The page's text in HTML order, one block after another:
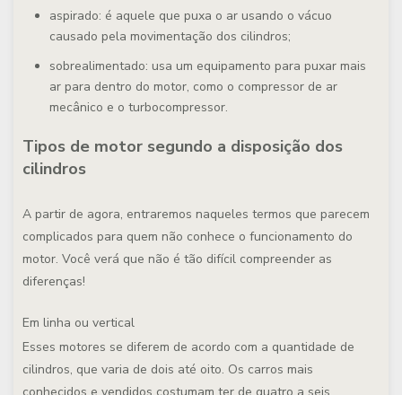
aspirado: é aquele que puxa o ar usando o vácuo
causado pela movimentação dos cilindros;
sobrealimentado: usa um equipamento para puxar mais
ar para dentro do motor, como o compressor de ar
mecânico e o turbocompressor.
Tipos de motor segundo a disposição dos
cilindros
A partir de agora, entraremos naqueles termos que parecem
complicados para quem não conhece o funcionamento do
motor. Você verá que não é tão difícil compreender as
diferenças!
Em linha ou vertical
Esses motores se diferem de acordo com a quantidade de
cilindros, que varia de dois até oito. Os carros mais